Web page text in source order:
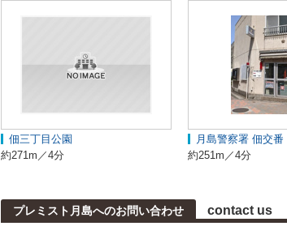
佃三丁目公園
約271m／4分
月島警察署 佃交番
約251m／4分
プレミスト月島へのお問い合わせ contact us